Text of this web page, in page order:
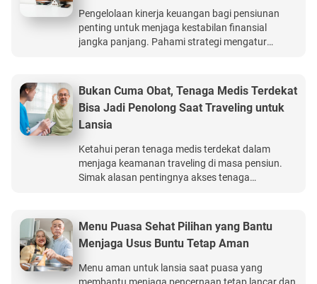
Pengelolaan kinerja keuangan bagi pensiunan
penting untuk menjaga kestabilan finansial
jangka panjang. Pahami strategi mengatur
Perlindungan Kesehatan Ultima memberikan
manfaat perlindungan kesehatan hingga Rp15
miliar.
Bukan Cuma Obat, Tenaga Medis Terdekat
Bisa Jadi Penolong Saat Traveling untuk
Lansia
Ketahui peran tenaga medis terdekat dalam
menjaga keamanan traveling di masa pensiun.
Simak alasan pentingnya akses tenaga
memberikan manfaat perlindungan kesehatan
hingga Rp15 miliar.
Menu Puasa Sehat Pilihan yang Bantu
Menjaga Usus Buntu Tetap Aman
Menu aman untuk lansia saat puasa yang